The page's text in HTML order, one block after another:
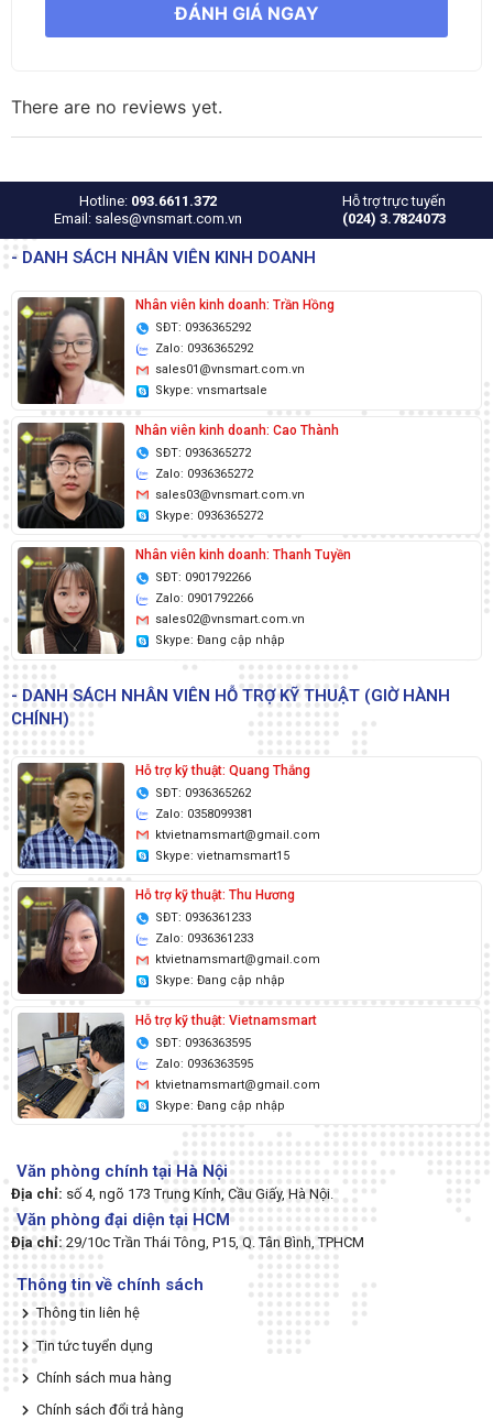
ĐÁNH GIÁ NGAY
There are no reviews yet.
Hotline: 093.6611.372
Email: sales@vnsmart.com.vn
Hỗ trợ trực tuyến
(024) 3.7824073
- DANH SÁCH NHÂN VIÊN KINH DOANH
Nhân viên kinh doanh: Trần Hồng
SĐT: 0936365292
Zalo: 0936365292
sales01@vnsmart.com.vn
Skype: vnsmartsale
Nhân viên kinh doanh: Cao Thành
SĐT: 0936365272
Zalo: 0936365272
sales03@vnsmart.com.vn
Skype: 0936365272
Nhân viên kinh doanh: Thanh Tuyền
SĐT: 0901792266
Zalo: 0901792266
sales02@vnsmart.com.vn
Skype: Đang cập nhập
- DANH SÁCH NHÂN VIÊN HỖ TRỢ KỸ THUẬT (GIỜ HÀNH
CHÍNH)
Hỗ trợ kỹ thuật: Quang Thắng
SĐT: 0936365262
Zalo: 0358099381
ktvietnamsmart@gmail.com
Skype: vietnamsmart15
Hỗ trợ kỹ thuật: Thu Hương
SĐT: 0936361233
Zalo: 0936361233
ktvietnamsmart@gmail.com
Skype: Đang cập nhập
Hỗ trợ kỹ thuật: Vietnamsmart
SĐT: 0936363595
Zalo: 0936363595
ktvietnamsmart@gmail.com
Skype: Đang cập nhập
Văn phòng chính tại Hà Nội
Địa chỉ: số 4, ngõ 173 Trung Kính, Cầu Giấy, Hà Nội.
Văn phòng đại diện tại HCM
Địa chỉ: 29/10c Trần Thái Tông, P15, Q. Tân Bình, TPHCM
Thông tin về chính sách
Thông tin liên hệ
Tin tức tuyển dụng
Chính sách mua hàng
Chính sách đổi trả hàng